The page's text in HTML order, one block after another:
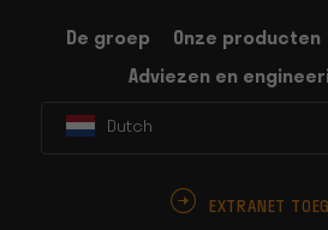
De groep Onze producten
Adviezen en
Dutch
EXTRANET